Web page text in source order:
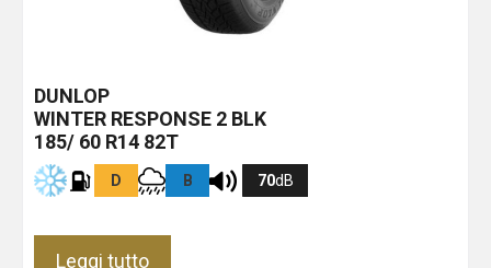
DUNLOP
WINTER RESPONSE 2 BLK
185/ 60 R14 82T
D B 70dB
Leggi tutto